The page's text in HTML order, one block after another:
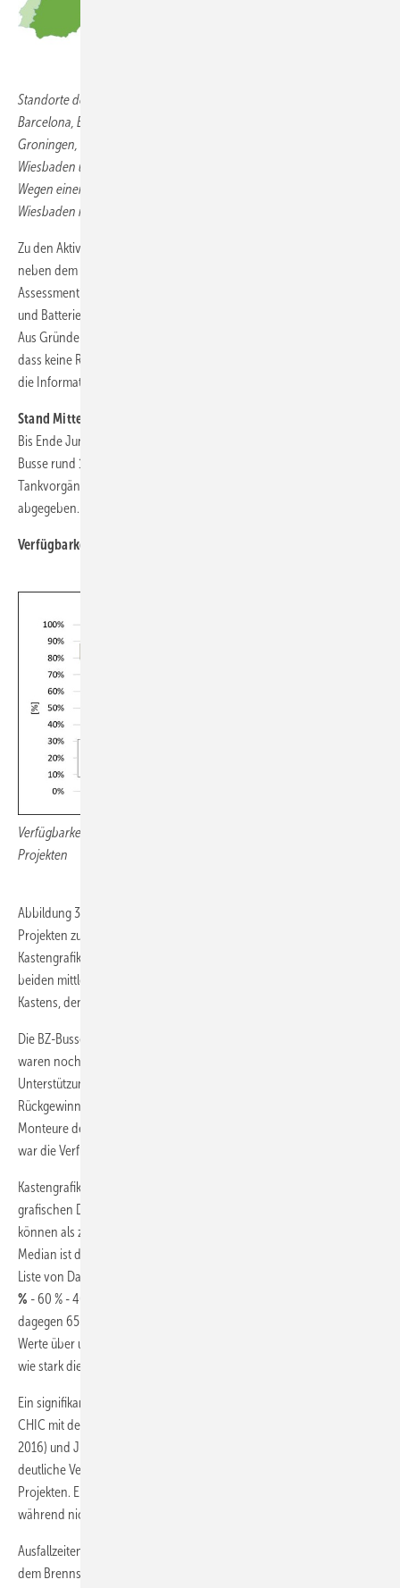
Standorte der Projekte JIVE, JIVE 2 und MEHRLIN (Aberdeen, Auxerre,
Barcelona, Birmingham, Bozen, Brighton, Emmen, Gelderland,
Groningen, Region Köln, London, Pau, Südholland, Toulouse,
Wiesbaden und Wuppertal) sowie Länder mit Beobachter-Regionen.
Wegen einer Neuausrichtung beim Busbetreiber ist der Standort
Wiesbaden nicht mehr aktiv.
Zu den Aktivitäten im Arbeitspaket „Monitoring and Analysis“ gehören
neben dem hier auszugsweise vorgestellten „Performance
Assessment“ auch ein Umwelt- und Kostenvergleich zwischen BZ-
und Batteriebussen und die Dokumentation von „Best Practice“ .
Aus Gründen der Vertraulichkeit wurden die Ergebnisse so aggregiert,
dass keine Rückschlüsse auf einzelne Standorte möglich sind, soweit
die Informationen nicht ohnehin bereits öffentlich zugänglich sind.
Stand Mitte 2023
Bis Ende Juni 2023 (Stand der Datenbasis im Folgenden) legten die
Busse rund 13 Millionen Kilometer zurück. In über 63.000
Tankvorgängen wurden mehr als 1 Million Kilogramm Wasserstoff
abgegeben.
Verfügbarkeit der Brennstoffzellenbusse
Verfügbarkeit der Busse in JIVE/JIVE 2 im Vergleich mit früheren
Projekten
Abbildung 3 zeigt einen Vergleich der Verfügbarkeit in den größeren
Projekten zur Erprobung von Brennstoffzellenbussen seit 2001. Die
Kastengrafiken zeigen jeweils die Maximal- und Minimalwerte, die
beiden mittleren Quartile und, als waagrechte Linie innerhalb des
Kastens, den Median.
Die BZ-Busse bis 2009 in den Projekten CUTE und HyFLEET:CUTE
waren noch nicht hybridisiert, das heißt, es gab keine Batterie zur
Unterstützung der Brennstoffzelle und keine Möglichkeit zur
Rückgewinnung von Bremsenergie. Da pro Standort stets zwei
Monteure der Hersteller anwesend waren, um Probleme zu beheben,
war die Verfügbarkeit der Fahrzeuge vergleichsweise hoch.
Kastengrafiken (Box-Plots) sind ein Werkzeug zur aggregierten
grafischen Darstellung von Daten, die mehr Information vermitteln
können als zum Beispiel Mittelwerte und Standardabweichungen. Der
Median ist der zentrale Wert einer auf- oder absteigend sortierten
Liste von Daten. Bei Werten von beispielsweise 90 % - 90 % - 85 % -
% - 60 % - 40 % - 10 % beträgt der Median 80 %, der Mittelwert
dagegen 65 %. Die beiden mittleren Quartile umfassen das Viertel aller
Werte über und unter dem Median und sind somit ein Indikator dafür,
wie stark die zentrale Hälfte aller Werte um den Median streut.
Ein signifikanter Vergleich ist daher vor allem zwischen dem Projekt
CHIC mit der ersten Generation hybridisierter BZ-Busflotten (2010 bis
2016) und JIVE/JIVE 2 (seit 2017/18) möglich. Abbildung 3 zeigt eine
deutliche Verbesserung der Bus-Verfügbarkeit in den aktuellen
Projekten. Einzelne Standorte erreichen mehr als 99 Prozent,
während nicht alle an das Ziel von über 90 Prozent herankommen.
Ausfallzeiten werden zumeist nicht von Komponenten verursacht, die
dem Brennstoffzellenantrieb zuzuordnen sind, sondern Auslöser sind